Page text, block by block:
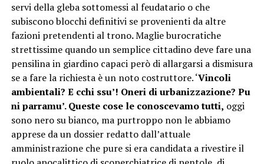
servi della gleba sottomessi al feudatario o che
subiscono blocchi definitivi se provenienti da altre
fazioni pretendenti al trono.Maglie burocratiche
strettissime quando un semplice cittadino deve fare una
pensilina in giardino capaci però di allargarsi a dismisura
se a fare la richiesta è un noto costruttore. ‘Vincoli
ambientali? E cchi ssu’! Oneri di urbanizzazione? Pu
ni parramu’. Queste cose le conoscevamo tutti, oggi
sono nero su bianco, ma purtroppo non le abbiamo
apprese da un dossier redatto dall’attuale
amministrazione che pure si era candidata a rivestire il